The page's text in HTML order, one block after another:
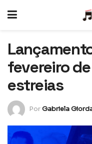
fevereiro
estreias
PorGabriela